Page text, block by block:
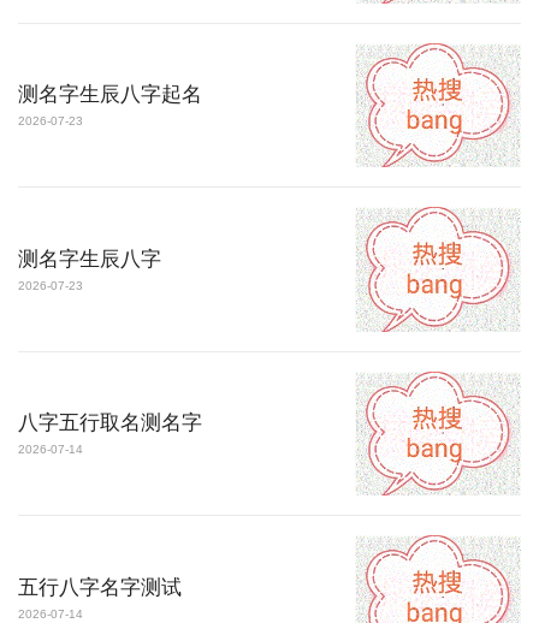
测名字生辰八字起名
2026-07-23
测名字生辰八字
2026-07-23
八字五行取名测名字
2026-07-14
五行八字名字测试
2026-07-14